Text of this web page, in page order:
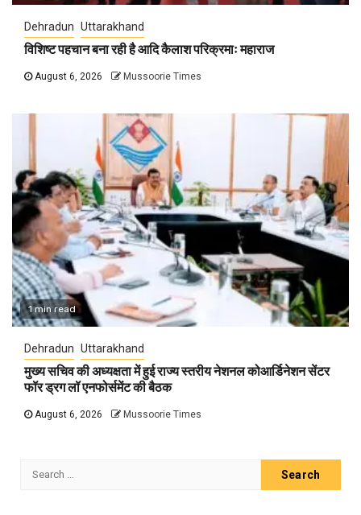
Dehradun Uttarakhand
विशिष्ट पहचान बना रही है आदि कैलाश परिक्रमाः महाराज
August 6, 2026 Mussoorie Times
1 min read
Dehradun Uttarakhand
मुख्य सचिव की अध्यक्षता में हुई राज्य स्तरीय नेशनल कोआर्डिनेशन सेंटर
फॉर ड्रग लॉ एनफोर्समेंट की बैठक
August 6, 2026 Mussoorie Times
Search